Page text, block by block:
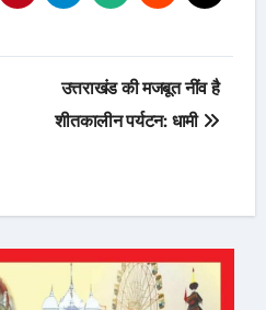
उत्तराखंड की मजबूत नींव है
शीतकालीन पर्यटन: धामी